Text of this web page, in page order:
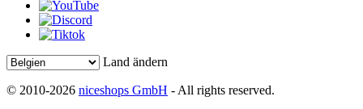
Land ändern
© 2010-2026 niceshops GmbH - All rights reserved.